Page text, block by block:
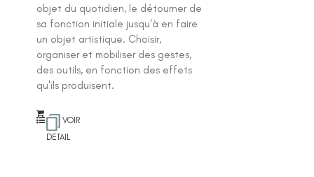
objet du quotidien, le détourner de
sa fonction initiale jusqu'à en faire
un objet artistique. Choisir,
organiser et mobiliser des gestes,
des outils, en fonction des effets
qu'ils produisent.
VOIR
DETAIL